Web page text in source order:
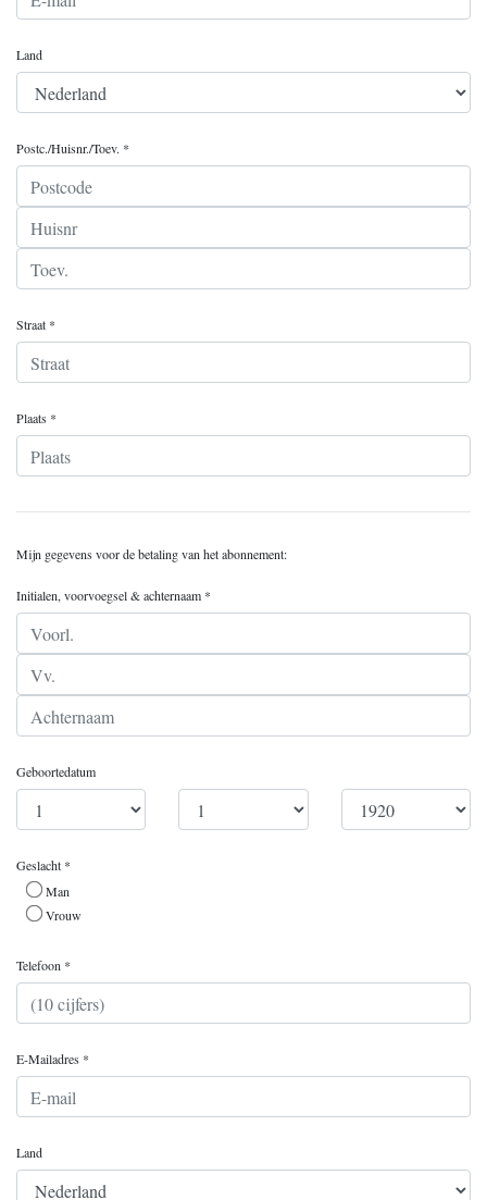
Land
Postc./Huisnr./Toev. *
Straat *
Plaats *
Mijn gegevens voor de betaling van het abonnement:
Initialen, voorvoegsel & achternaam *
Geboortedatum
Geslacht *
Man
Vrouw
Telefoon *
E-Mailadres *
Land